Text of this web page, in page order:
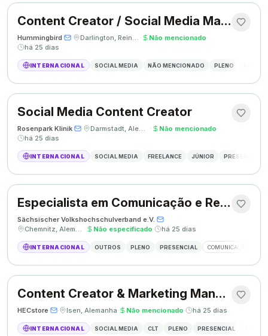
Content Creator / Social Media Manager
Hummingbird· · Darlington, Reino Unido · Não mencionado·
há 25 dias
INTERNACIONAL SOCIAL MEDIA NÃO MENCIONADO PLENO
Social Media Content Creator
Rosenpark Klinik· · Darmstadt, Alemanha · Não mencionado·
há 25 dias
INTERNACIONAL SOCIAL MEDIA FREELANCE JÚNIOR PRESENCIAL
Especialista em Comunicação e Relações Públicas
Sächsischer Volkshochschulverband e.V.·
·
Chemnitz, Alemanha · Não especificado· há 25 dias
INTERNACIONAL OUTROS PLENO PRESENCIAL COMUNICAÇÃO
Content Creator & Marketing Manager
HECstore· · Isen, Alemanha· Não mencionado· há 25 dias
INTERNACIONAL SOCIAL MEDIA CLT PLENO PRESENCIAL